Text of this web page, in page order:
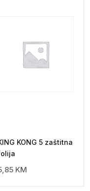
KONG 5 zaštitna
KM